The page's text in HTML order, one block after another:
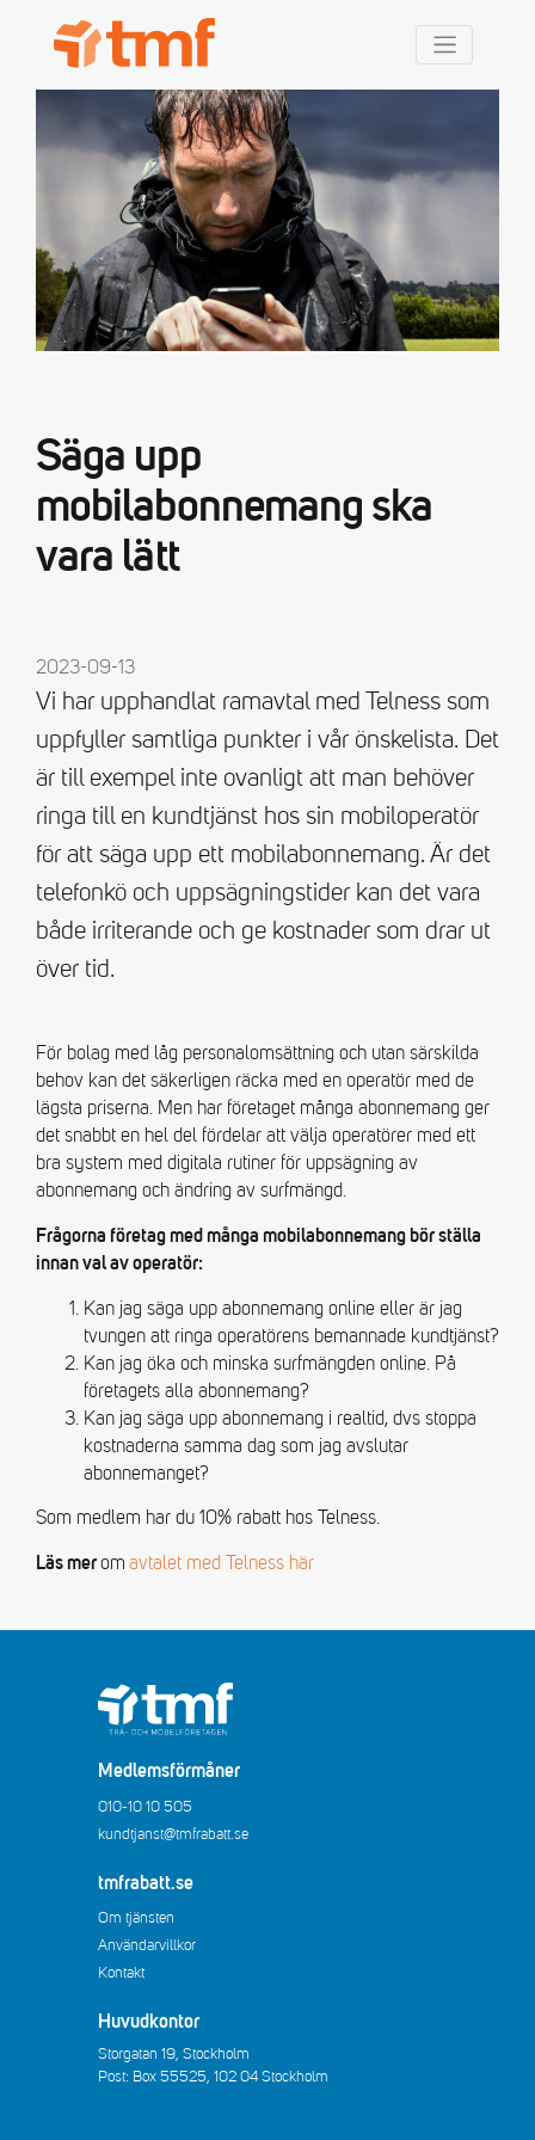
Säga upp
mobilabonnemang ska
vara lätt
2023-09-13
Vi har upphandlat ramavtal med Telness som
uppfyller samtliga punkter i vår önskelista. Det
är till exempel inte ovanligt att man behöver
ringa till en kundtjänst hos sin mobiloperatör
för att säga upp ett mobilabonnemang. Är det
telefonkö och uppsägningstider kan det vara
både irriterande och ge kostnader som drar ut
över tid.
För bolag med låg personalomsättning och utan särskilda
behov kan det säkerligen räcka med en operatör med de
lägsta priserna. Men har företaget många abonnemang ger
det snabbt en hel del fördelar att välja operatörer med ett
bra system med digitala rutiner för uppsägning av
abonnemang och ändring av surfmängd.
Frågorna företag med många mobilabonnemang bör ställa
innan val av operatör:
Kan jag säga upp abonnemang online eller är jag
tvungen att ringa operatörens bemannade kundtjänst?
Kan jag öka och minska surfmängden online. På
företagets alla abonnemang?
Kan jag säga upp abonnemang i realtid, dvs stoppa
kostnaderna samma dag som jag avslutar
abonnemanget?
Som medlem har du 10% rabatt hos Telness.
Läs mer om avtalet med Telness här
Medlemsförmåner
010-10 10 505
kundtjanst@tmfrabatt.se
tmfrabatt.se
Om tjänsten
Användarvillkor
Kontakt
Huvudkontor
Storgatan 19, Stockholm
Post: Box 55525, 102 04 Stockholm